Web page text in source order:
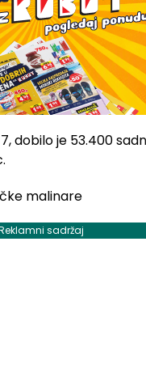
dobilo je 53.400
sadržaj